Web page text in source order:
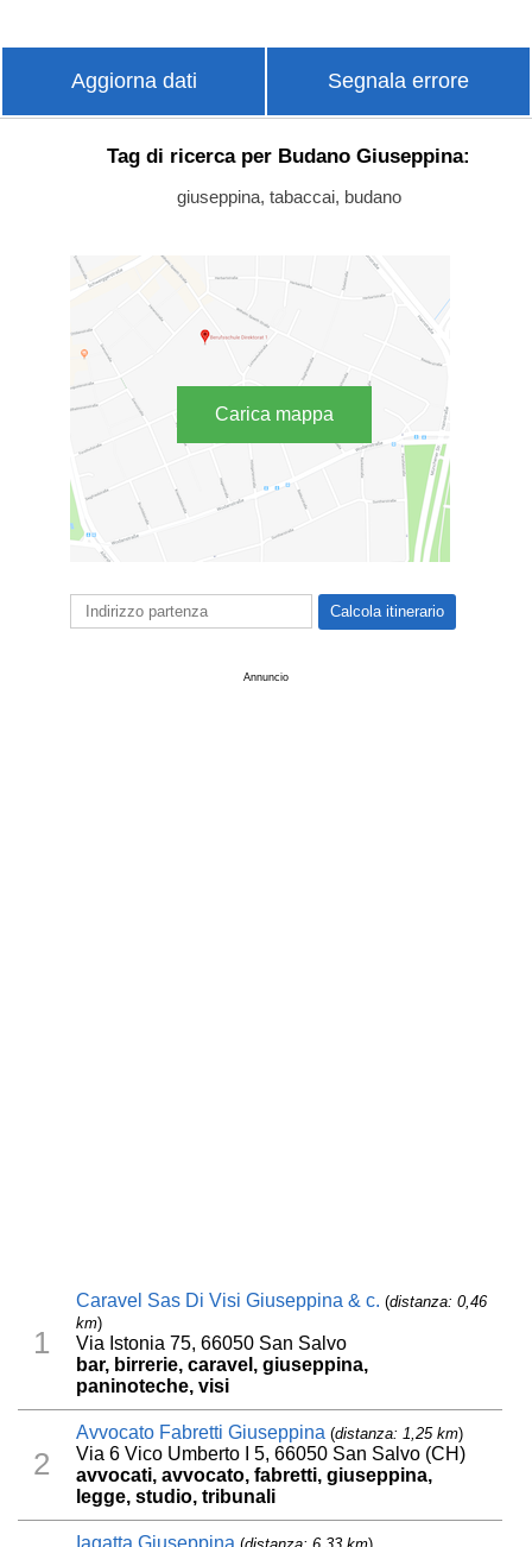
Aggiorna dati Segnala errore
Tag di ricerca per Budano Giuseppina:
giuseppina, tabaccai, budano
Carica mappa
Annuncio
1
Caravel Sas Di Visi Giuseppina & c. (distanza: 0,46
km)
Via Istonia 75, 66050 San Salvo
bar, birrerie, caravel, giuseppina,
paninoteche, visi
2
Avvocato Fabretti Giuseppina (distanza: 1,25 km)
Via 6 Vico Umberto I 5, 66050 San Salvo (CH)
avvocati, avvocato, fabretti, giuseppina,
legge, studio, tribunali
Iagatta Giuseppina